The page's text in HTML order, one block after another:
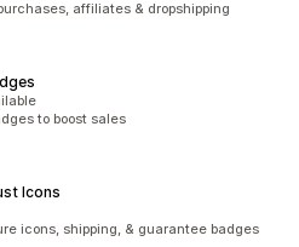
affiliates & dropshipping
to boost sales
Icons
icons, shipping, & guarantee badges